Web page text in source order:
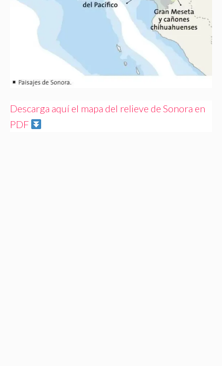
Descarga aquí el mapa del relieve de Sonora en
PDF